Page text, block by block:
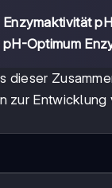
Enzymaktivität
pH-Optimum
dieser
zur